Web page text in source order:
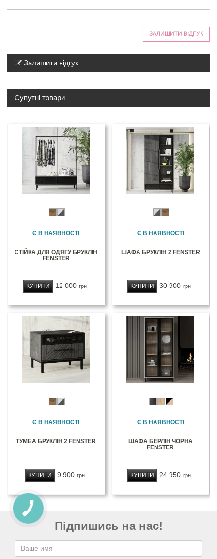
ЗАЛИШИТИ ВІДГУК
Залишити відгук
Супутні товари
Є В НАЯВНОСТІ
СТІЙКА ДЛЯ ОДЯГУ БРУКЛІН
FENSTER
12 000 грн
КУПИТИ
Є В НАЯВНОСТІ
ШАФА БРУКЛІН 2 FENSTER
30 900 грн
КУПИТИ
Є В НАЯВНОСТІ
ТУМБА БРУКЛІН 2 FENSTER
9 900 грн
КУПИТИ
Є В НАЯВНОСТІ
ШАФА БЕРЛІН ЧОРНА
FENSTER
24 950 грн
КУПИТИ
Підпишись на нас!